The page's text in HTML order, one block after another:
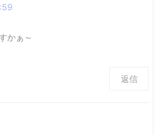
かぁ～
返信